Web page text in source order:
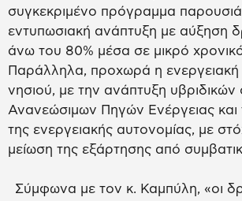
συγκεκριμένο πρόγραμμα
εντυπωσιακή ανάπτυξη με αύξηση
άνω του 80% μέσα σε μικρό
Παράλληλα, προχωρά η
νησιού, με την ανάπτυξη
Ανανεώσιμων Πηγών Ενέργειας και
της ενεργειακής αυτονομίας, με
μείωση της εξάρτησης από
Σύμφωνα με τον κ. Καμπύλη, «οι